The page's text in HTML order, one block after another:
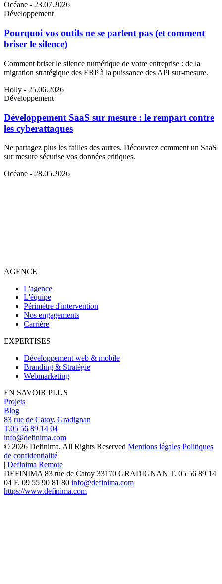
Océane - 23.07.2026
Développement
Pourquoi vos outils ne se parlent pas (et comment
briser le silence)
Comment briser le silence numérique de votre entreprise : de la
migration stratégique des ERP à la puissance des API sur-mesure.
Holly - 25.06.2026
Développement
Développement SaaS sur mesure : le rempart contre
les cyberattaques
Ne partagez plus les failles des autres. Découvrez comment un SaaS
sur mesure sécurise vos données critiques.
Océane - 28.05.2026
AGENCE
L'agence
L'équipe
Périmètre d'intervention
Nos engagements
Carrière
EXPERTISES
Développement web & mobile
Branding & Stratégie
Webmarketing
EN SAVOIR PLUS
Projets
Blog
83 rue de Catoy, Gradignan
T.05 56 89 14 04
info@definima.com
© 2026 Definima. All Rights Reserved Mentions légales Politiques
de confidentialité
| Definima Remote
DEFINIMA 83 rue de Catoy 33170 GRADIGNAN T. 05 56 89 14
04 F. 09 55 90 81 80 info@definima.com
https://www.definima.com